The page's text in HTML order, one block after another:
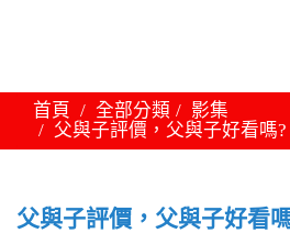
首頁 全部分類
影集
父與子評價，父與子好看嗎
父與子評價，父與子好看